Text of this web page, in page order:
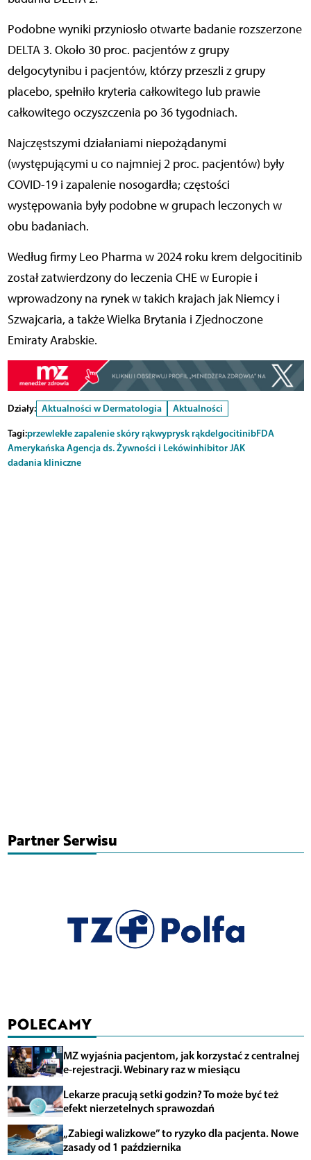
Podobne wyniki przyniosło otwarte badanie rozszerzone
DELTA 3. Około 30 proc. pacjentów z grupy
delgocytynibu i pacjentów, którzy przeszli z grupy
placebo, spełniło kryteria całkowitego lub prawie
całkowitego oczyszczenia po 36 tygodniach.
Najczęstszymi działaniami niepożądanymi
(występującymi u co najmniej 2 proc. pacjentów) były
COVID-19 i zapalenie nosogardła; częstości
występowania były podobne w grupach leczonych w
obu badaniach.
Według firmy Leo Pharma w 2024 roku krem delgocitinib
został zatwierdzony do leczenia CHE w Europie i
wprowadzony na rynek w takich krajach jak Niemcy i
Szwajcaria, a także Wielka Brytania i Zjednoczone
Emiraty Arabskie.
Działy: Aktualności w Dermatologia
Aktualności
Tagi:przewlekłe zapalenie skóry rąkwyprysk rąkdelgocitinibFDA
Amerykańska Agencja ds. Żywności i Lekówinhibitor JAK
dadania kliniczne
Partner Serwisu
POLECAMY
MZ wyjaśnia pacjentom, jak korzystać z centralnej
e-rejestracji. Webinary raz w miesiącu
Lekarze pracują setki godzin? To może być też
efekt nierzetelnych sprawozdań
„Zabiegi walizkowe” to ryzyko dla pacjenta. Nowe
zasady od 1 października